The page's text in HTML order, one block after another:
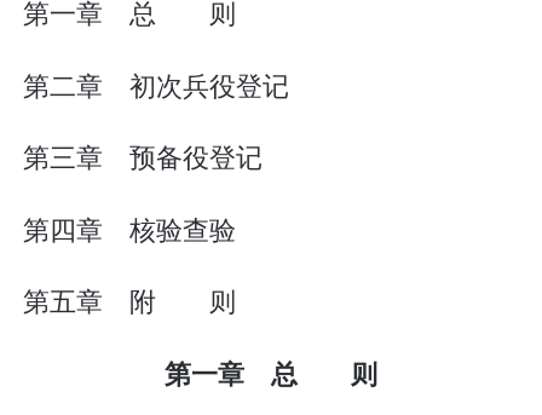
第一章 总 则
第二章 初次兵役登记
第三章 预备役登记
第四章 核验查验
第五章 附 则
第一章 总 则